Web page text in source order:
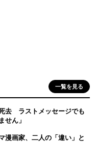
一覧を見る
去 ラストメッセージでも
ん」
画家、二人の「違い」と